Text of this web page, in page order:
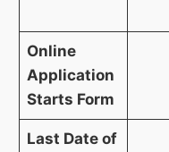
Online
Application
Starts Form
Last Date of